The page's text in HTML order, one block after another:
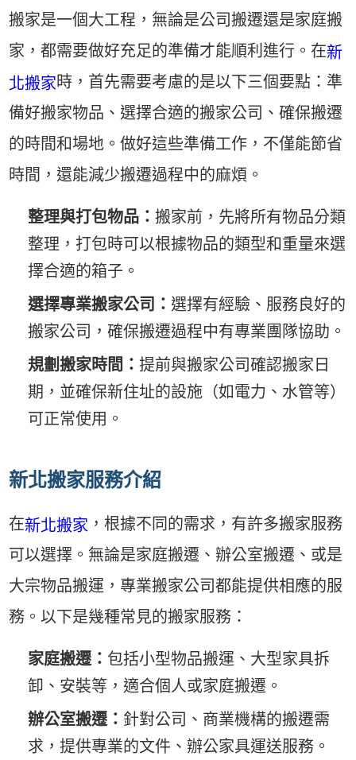
搬家是一個大工程，無論是公司搬遷還是家庭搬
家，都需要做好充足的準備才能順利進行。在新
北搬家時，首先需要考慮的是以下三個要點：準
備好搬家物品、選擇合適的搬家公司、確保搬遷
的時間和場地。做好這些準備工作，不僅能節省
時間，還能減少搬遷過程中的麻煩。
整理與打包物品：搬家前，先將所有物品分類
整理，打包時可以根據物品的類型和重量來選
擇合適的箱子。
選擇專業搬家公司： 選擇有經驗、服務良好的
搬家公司，確保搬遷過程中有專業團隊協助。
規劃搬家時間：提前與搬家公司確認搬家日
期，並確保新住址的設施（如電力、水管等）
可正常使用。
新北搬家服務介紹
在新北搬家 ，根據不同的需求，有許多搬家服務
可以選擇。無論是家庭搬遷、辦公室搬遷、或是
大宗物品搬運，專業搬家公司都能提供相應的服
務。以下是幾種常見的搬家服務：
家庭搬遷： 包括小型物品搬運、大型家具拆
卸、安裝等，適合個人或家庭搬遷。
辦公室搬遷： 針對公司、商業機構的搬遷需
求，提供專業的文件、辦公家具運送服務。